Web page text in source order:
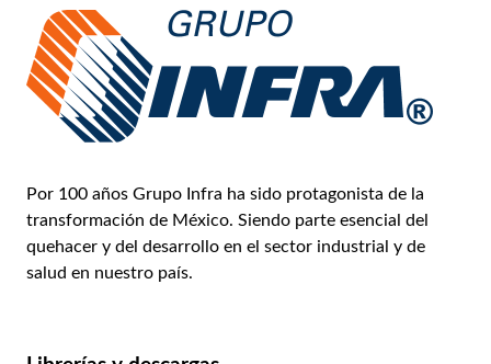
Por 100 años Grupo Infra ha sido protagonista de la
transformación de México. Siendo parte esencial del
quehacer y del desarrollo en el sector industrial y de
salud en nuestro país.